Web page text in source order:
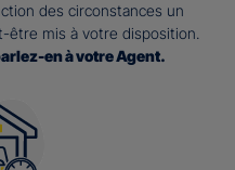
des circonstances un
être mis à votre disposition.
en à votre Agent.